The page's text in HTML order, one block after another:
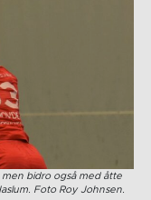
men bidro også med åtte
Foto Roy Johnsen.